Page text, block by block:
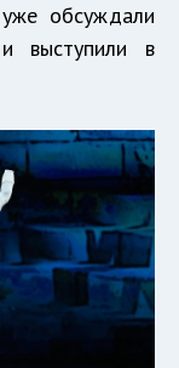
обсуждали
выступили в